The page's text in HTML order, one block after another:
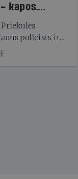
kapos.
Priekulē
policists ir
bet
— kapos.